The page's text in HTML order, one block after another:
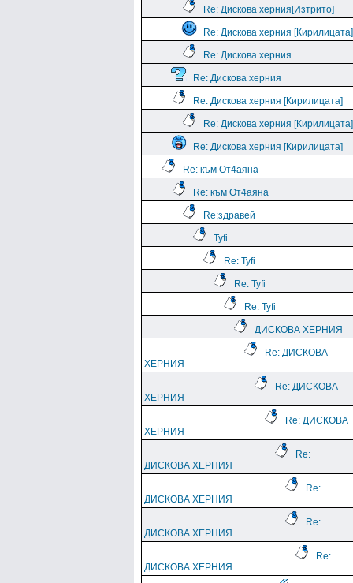
Re: Дискова херния[Изтрито]
Re: Дискова херния [Кирилицата]
Re: Дискова херния
Re: Дискова херния
Re: Дискова херния [Кирилицата]
Re: Дискова херния [Кирилицата]
Re: Дискова херния [Кирилицата]
Re: към От4аяна
Re: към От4аяна
Rе;здравей
Tyfi
Re: Tyfi
Re: Tyfi
Re: Tyfi
ДИСКОВА ХЕРНИЯ
Re: ДИСКОВА
ХЕРНИЯ
Re: ДИСКОВА
ХЕРНИЯ
Re: ДИСКОВА
ХЕРНИЯ
Re:
ДИСКОВА ХЕРНИЯ
Re:
ДИСКОВА ХЕРНИЯ
Re:
ДИСКОВА ХЕРНИЯ
Re:
ДИСКОВА ХЕРНИЯ